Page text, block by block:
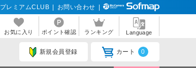
プレミアムCLUB お問い合わせ
お気に入り ポイント確認 ランキング Language
新規会員登録 カート 0